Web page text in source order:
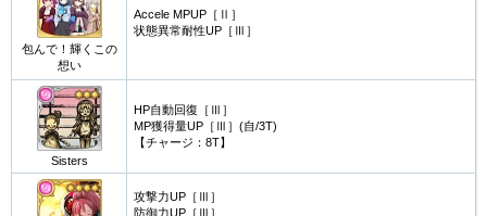
包んで！輝くこの
想い
Accele MPUP［Ⅱ］
状態異常耐性UP［Ⅲ］
Sisters
HP自動回復［Ⅲ］
MP獲得量UP［Ⅲ］(自/3T)
【チャージ：8T】
攻撃力UP［Ⅲ］
防御力UP［Ⅲ］